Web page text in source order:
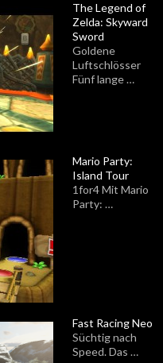
The Legend of
Zelda: Skyward
Sword
Goldene
Luftschlösser
Fünf lange …
Mario Party:
Island Tour
1for4 Mit Mario
Party: …
Fast Racing Neo
Süchtig nach
Speed. Das …